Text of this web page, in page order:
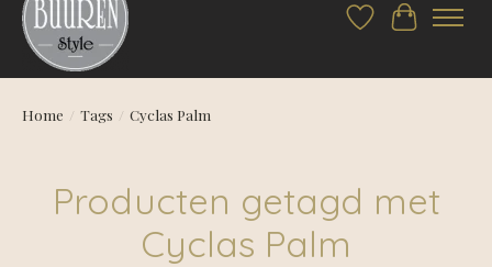
Verlanglijst
Home / Tags / Cyclas Palm
Producten getagd met
Cyclas Palm